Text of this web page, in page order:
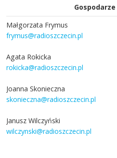
Małgorzata Frymus
frymus@radioszczecin.pl
Agata Rokicka
rokicka@radioszczecin.pl
Joanna Skonieczna
skonieczna@radioszczecin.pl
Janusz Wilczyński
wilczynski@radioszczecin.pl